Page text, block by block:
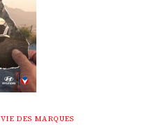
VIE DES MARQUES